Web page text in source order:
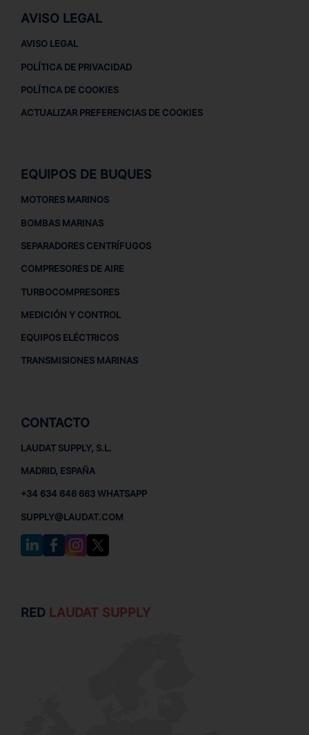
AVISO LEGAL
AVISO LEGAL
POLÍTICA DE PRIVACIDAD
POLÍTICA DE COOKIES
ACTUALIZAR PREFERENCIAS DE COOKIES
EQUIPOS DE BUQUES
MOTORES MARINOS
BOMBAS MARINAS
SEPARADORES CENTRÍFUGOS
COMPRESORES DE AIRE
TURBOCOMPRESORES
MEDICIÓN Y CONTROL
EQUIPOS ELÉCTRICOS
TRANSMISIONES MARINAS
CONTACTO
LAUDAT SUPPLY, S.L.
MADRID, ESPAÑA
+34 634 646 663 WHATSAPP
SUPPLY@LAUDAT.COM
RED LAUDAT SUPPLY